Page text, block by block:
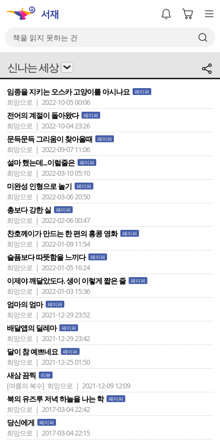
신나는 세상
임종을 지키는 오스카 고양이를 아시나요 페이퍼
희망으로 | 2022-10-05 00:06
전어의 계절이 돌아왔다 페이퍼
희망으로 | 2022-10-04 23:26
문득문득 그리움이 찾아올때 페이퍼
희망으로 | 2022-09-07 11:06
설마 했는데...이럴줄은 페이퍼
희망으로 | 2022-03-10 05:10
미완성 인형으로 놀기 페이퍼
희망으로 | 2022-03-06 20:50
총보다 강한 실 페이퍼
희망으로 | 2022-02-06 00:47
찬호께이가 만드는 한 편의 홍콩 영화 페이퍼
희망으로 | 2022-01-09 11:54
슬픔보다 따뜻함을 느끼다 페이퍼
희망으로 | 2022-01-05 16:24
이제야 깨달았도다. 생이 이렇게 짧은 줄 페이퍼
희망으로 | 2022-01-03 15:36
엄마의 엄마 페이퍼
희망으로 | 2021-12-29 23:52
배달앱의 딜레마 페이퍼
희망으로 | 2021-12-29 23:42
달이 참 예쁘네요 페이퍼
희망으로 | 2021-12-25 01:50
새삼 끔찍 리뷰
[여름의 복수] 희망으로 | 2021-12-09 12:09
북의 유즈루 저녁 하늘을 나는 학 페이퍼
희망으로 | 2017-03-04 22:42
당신에게 페이퍼
희망으로 | 2017-03-04 22:15